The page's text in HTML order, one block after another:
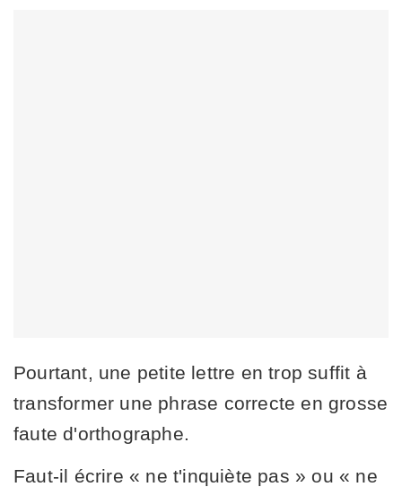
Pourtant, une petite lettre en trop suffit à
transformer une phrase correcte en grosse
faute d'orthographe.
Faut-il écrire « ne t'inquiète pas » ou « ne